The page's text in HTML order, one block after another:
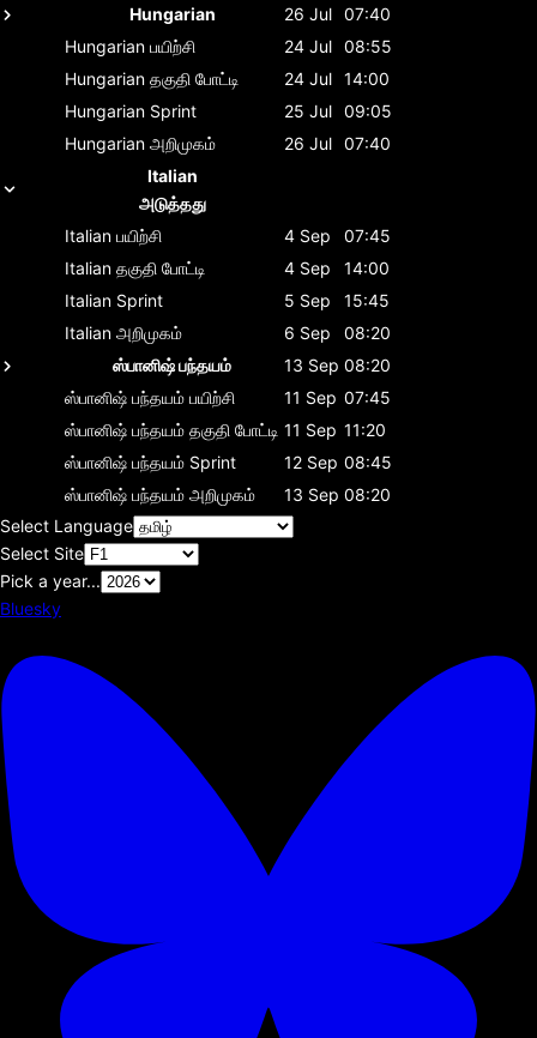
Hungarian
26 Jul 07:40
Hungarian பயிற்சி 24 Jul 08:55
Hungarian தகுதி போட்டி 24 Jul 14:00
Hungarian Sprint 25 Jul 09:05
Hungarian அறிமுகம் 26 Jul 07:40
Italian
அடுத்தது
Italian பயிற்சி 4 Sep
07:45
Italian தகுதி போட்டி 4 Sep
14:00
Italian Sprint 5 Sep
15:45
Italian அறிமுகம் 6 Sep
08:20
ஸ்பானிஷ் பந்தயம்
13 Sep 08:20
ஸ்பானிஷ் பந்தயம் பயிற்சி 11 Sep 07:45
ஸ்பானிஷ் பந்தயம் தகுதி போட்டி 11 Sep 11:20
ஸ்பானிஷ் பந்தயம் Sprint 12 Sep 08:45
ஸ்பானிஷ் பந்தயம் அறிமுகம் 13 Sep 08:20
Select Language
Select Site
Pick a year...
Bluesky